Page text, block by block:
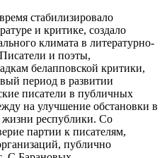
стабилизировало
и критике, создало
климата в литературно-
и поэты,
белапповской критики,
период в развитии
писатели в публичных
на улучшение обстановки в
жизни республики. Со
партии к писателям,
публично